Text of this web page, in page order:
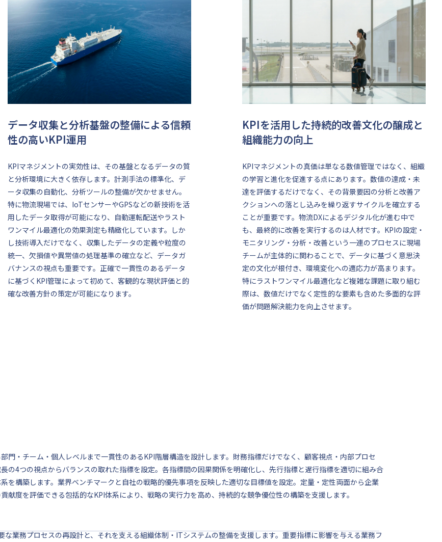
データ収集と分析基盤の整備による信頼
性の高いKPI運用
KPIマネジメントの実効性は、その基盤となるデータの質
と分析環境に大きく依存します。計測手法の標準化、デ
ータ収集の自動化、分析ツールの整備が欠かせません。
特に物流現場では、IoTセンサーやGPSなどの新技術を活
用したデータ取得が可能になり、自動運転配送やラスト
ワンマイル最適化の効果測定も精緻化しています。しか
し技術導入だけでなく、収集したデータの定義や粒度の
統一、欠損値や異常値の処理基準の確立など、データガ
バナンスの視点も重要です。正確で一貫性のあるデータ
に基づくKPI管理によって初めて、客観的な現状評価と的
確な改善方針の策定が可能になります。
KPIを活用した持続的改善文化の醸成と
組織能力の向上
KPIマネジメントの真価は単なる数値管理ではなく、組織
の学習と進化を促進する点にあります。数値の達成・未
達を評価するだけでなく、その背景要因の分析と改善ア
クションへの落とし込みを繰り返すサイクルを確立する
ことが重要です。物流DXによるデジタル化が進む中で
も、最終的に改善を実行するのは人材です。KPIの設定・
モニタリング・分析・改善という一連のプロセスに現場
チームが主体的に関わることで、データに基づく意思決
定の文化が根付き、環境変化への適応力が高まります。
特にラストワンマイル最適化など複雑な課題に取り組む
際は、数値だけでなく定性的な要素も含めた多面的な評
価が問題解決能力を向上させます。
門・チーム・個人レベルまで一貫性のあるKPI階層構造を設計します。財務指標だけでなく、顧客視点・内部プロセ
の4つの視点からバランスの取れた指標を設定。各指標間の因果関係を明確化し、先行指標と遅行指標を適切に組み合
を構築します。業界ベンチマークと自社の戦略的優先事項を反映した適切な目標値を設定。定量・定性両面から企業
献度を評価できる包括的なKPI体系により、戦略の実行力を高め、持続的な競争優位性の構築を支援します。
な業務プロセスの再設計と、それを支える組織体制・ITシステムの整備を支援します。重要指標に影響を与える業務フ